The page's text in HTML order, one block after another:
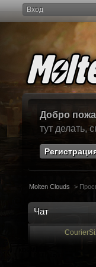
Вход
Добро
тут делать,
Molten Clouds >
Чат